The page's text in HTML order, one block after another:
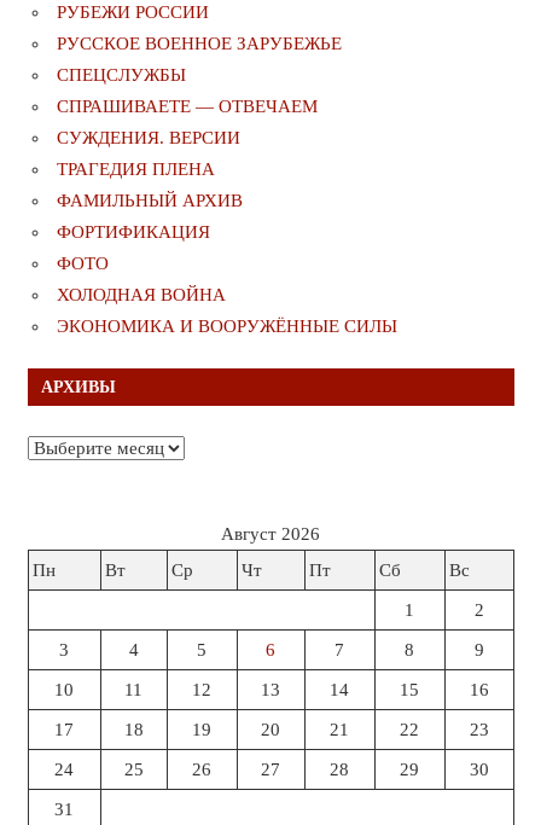
РУБЕЖИ РОССИИ
РУССКОЕ ВОЕННОЕ ЗАРУБЕЖЬЕ
СПЕЦСЛУЖБЫ
СПРАШИВАЕТЕ — ОТВЕЧАЕМ
СУЖДЕНИЯ. ВЕРСИИ
ТРАГЕДИЯ ПЛЕНА
ФАМИЛЬНЫЙ АРХИВ
ФОРТИФИКАЦИЯ
ФОТО
ХОЛОДНАЯ ВОЙНА
ЭКОНОМИКА И ВООРУЖЁННЫЕ СИЛЫ
АРХИВЫ
Архивы
Август 2026
Пн
Вт Ср Чт Пт Сб Вс
1 2
3 4 5 6 7 8 9
10 11 12 13 14 15 16
17 18 19 20 21 22 23
24 25 26 27 28 29 30
31